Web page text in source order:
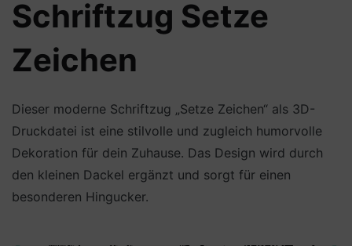
Schriftzug Setze
Zeichen
Dieser moderne Schriftzug „Setze Zeichen“ als 3D-
Druckdatei ist eine stilvolle und zugleich humorvolle
Dekoration für dein Zuhause. Das Design wird durch
den kleinen Dackel ergänzt und sorgt für einen
besonderen Hingucker.